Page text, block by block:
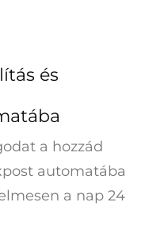
és
a hozzád
automatába
a nap 24